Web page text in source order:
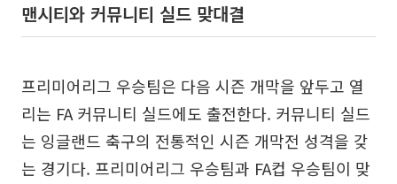
맨시티와 커뮤니티 실드 맞대결
프리미어리그 우승팀은 다음 시즌 개막을 앞두고 열
리는 FA 커뮤니티 실드에도 출전한다. 커뮤니티 실드
는 잉글랜드 축구의 전통적인 시즌 개막전 성격을 갖
는 경기다. 프리미어리그 우승팀과 FA컵 우승팀이 맞